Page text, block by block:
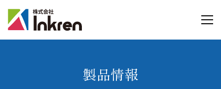
製品情報